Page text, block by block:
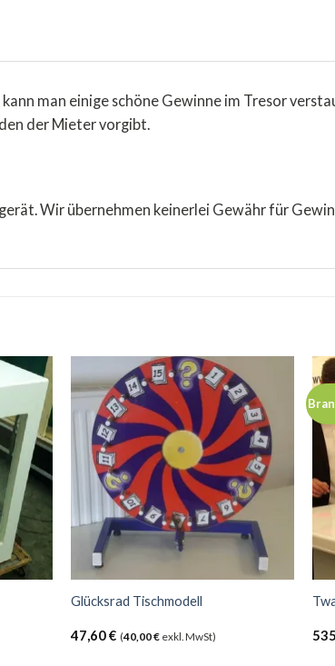
man einige schöne Gewinne im Tresor
der Mieter vorgibt.
Wir übernehmen keinerlei Gewähr für
Glücksrad Tischmodell
47,60€ (40,00€exkl. MwSt)